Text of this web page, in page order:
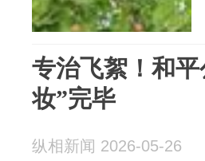
专治飞絮！和
妆”完毕
纵相新闻 2026-05-26